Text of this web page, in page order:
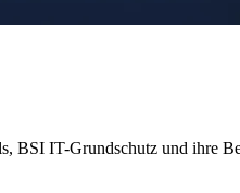
IT-Grundschutz und ihre